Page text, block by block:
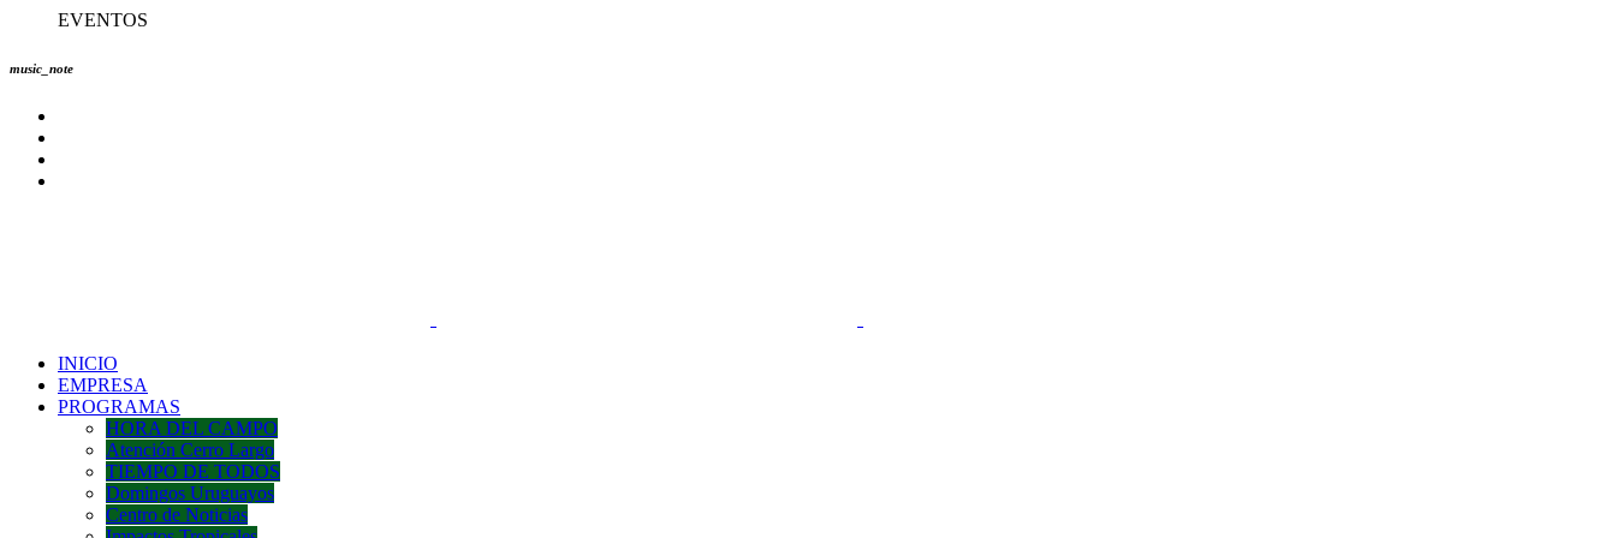
EVENTOS
music_note
INICIO
EMPRESA
PROGRAMAS
HORA DEL CAMPO
Atención Cerro Largo
TIEMPO DE TODOS
Domingos Uruguayos
Centro de Noticias